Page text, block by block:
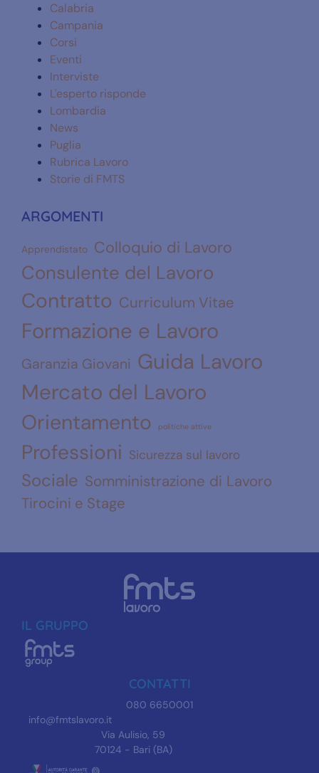
Calabria
Campania
Corsi
Eventi
Interviste
L'esperto risponde
Lombardia
News
Puglia
Rubrica Lavoro
Storie di FMTS
ARGOMENTI
Apprendistato Colloquio di Lavoro
Consulente del Lavoro
Contratto Curriculum Vitae
Formazione e Lavoro
Garanzia Giovani Guida Lavoro
Mercato del Lavoro
Orientamento politiche attive
Professioni Sicurezza sul lavoro
Sociale Somministrazione di Lavoro
Tirocini e Stage
IL GRUPPO
CONTATTI
080 6650001
info@fmtslavoro.it
Via Aulisio, 59
70124 - Bari (BA)